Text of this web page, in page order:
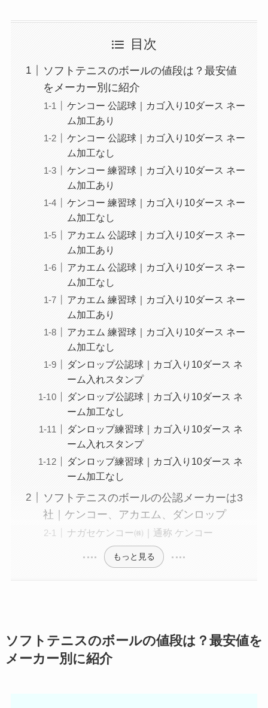
目次
ソフトテニスのボールの値段は？最安値
をメーカー別に紹介
ケンコー 公認球｜カゴ入り10ダース ネー
ム加工あり
ケンコー 公認球｜カゴ入り10ダース ネー
ム加工なし
ケンコー 練習球｜カゴ入り10ダース ネー
ム加工あり
ケンコー 練習球｜カゴ入り10ダース ネー
ム加工なし
アカエム 公認球｜カゴ入り10ダース ネー
ム加工あり
アカエム 公認球｜カゴ入り10ダース ネー
ム加工なし
アカエム 練習球｜カゴ入り10ダース ネー
ム加工あり
アカエム 練習球｜カゴ入り10ダース ネー
ム加工なし
ダンロップ公認球｜カゴ入り10ダース ネ
ーム入れスタンプ
ダンロップ公認球｜カゴ入り10ダース ネ
ーム加工なし
ダンロップ練習球｜カゴ入り10ダース ネ
ーム入れスタンプ
ダンロップ練習球｜カゴ入り10ダース ネ
ーム加工なし
ソフトテニスのボールの公認メーカーは3
社｜ケンコー、アカエム、ダンロップ
ナガセケンコー㈱｜通称 ケンコー
もっと見る
ソフトテニスのボールの値段は？最安値を
メーカー別に紹介